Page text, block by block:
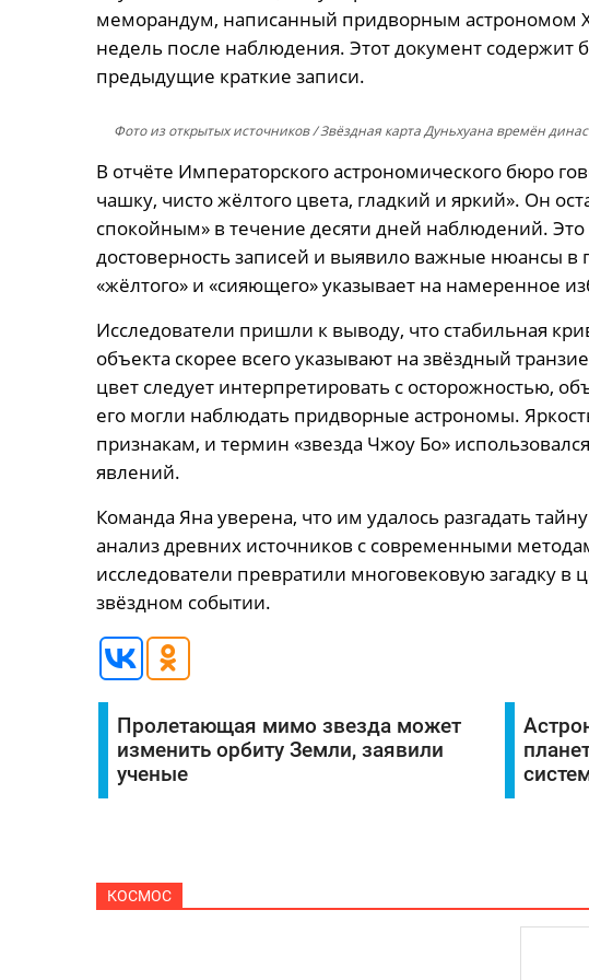
меморандум, написанный придворным астрономом
недель после наблюдения. Этот документ
предыдущие краткие записи.
Фото из открытых источников/ Звёздная карта Дуньхуана времён
В отчёте Императорского астрономического бюро
чашку, чисто жёлтого цвета, гладкий и яркий». Он
спокойным» в течение десяти дней наблюдений.
достоверность записей и выявило важные нюансы в
«жёлтого» и «сияющего» указывает на намеренное
Исследователи пришли к выводу, что стабильная
объекта скорее всего указывают на звёздный
цвет следует интерпретировать с осторожностью,
его могли наблюдать придворные астрономы.
признакам, и термин «звезда Чжоу Бо»
явлений.
Команда Яна уверена, что им удалось разгадать
анализ древних источников с современными
исследователи превратили многовековую загадку
звёздном событии.
Пролетающая мимо звезда может
изменить орбиту Земли, заявили
ученые
КОСМОС